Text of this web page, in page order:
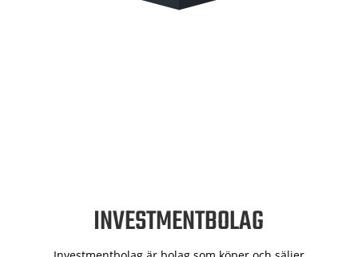
INVESTMENTBOLAG